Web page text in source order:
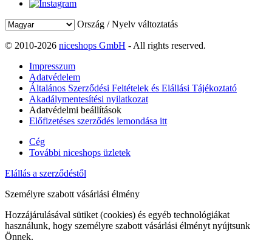
Ország / Nyelv változtatás
© 2010-2026 niceshops GmbH - All rights reserved.
Impresszum
Adatvédelem
Általános Szerződési Feltételek és Elállási Tájékoztató
Akadálymentesítési nyilatkozat
Adatvédelmi beállítások
Előfizetéses szerződés lemondása itt
Cég
További niceshops üzletek
Elállás a szerződéstől
Személyre szabott vásárlási élmény
Hozzájárulásával sütiket (cookies) és egyéb technológiákat
használunk, hogy személyre szabott vásárlási élményt nyújtsunk
Önnek.